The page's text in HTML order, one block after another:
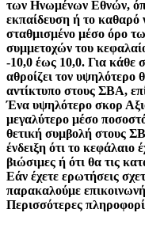
των Ηνωμένων Εθνών,
εκπαίδευση ή το καθαρό
σταθμισμένο μέσο όρο
συμμετοχών του
-10,0 έως 10,0. Για
αθροίζει τον υψηλότερο
αντίκτυπο στους ΣΒΑ,
Ένα υψηλότερο σκορ
μεγαλύτερο μέσο
θετική συμβολή στους
ένδειξη ότι το κεφάλαιο
βιώσιμες ή ότι θα τις
Εάν έχετε ερωτήσεις
παρακαλούμε
Περισσότερες